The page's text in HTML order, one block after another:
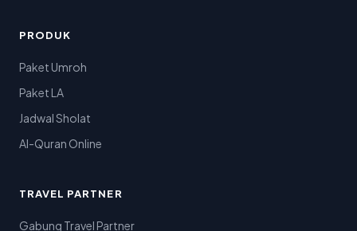
PRODUK
Paket Umroh
Paket LA
Jadwal Sholat
Al-Quran Online
TRAVEL PARTNER
Gabung Travel Partner